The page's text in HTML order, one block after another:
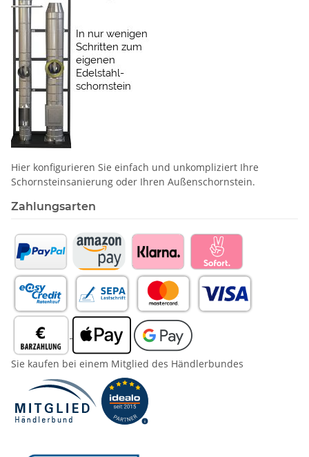
Hier konfigurieren Sie einfach und unkompliziert Ihre
Schornstein­sanierung oder Ihren Außenschornstein.
Zahlungsarten
Sie kaufen bei einem Mitglied des Händlerbundes